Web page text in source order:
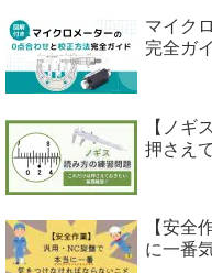
マイク
完全ガ
【ノギ
押さえ
【安全
に一番